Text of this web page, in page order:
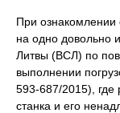
При ознакомлении
на одно довольно
Литвы (ВСЛ) по
выполнении
593-687/2015), где
станка и его